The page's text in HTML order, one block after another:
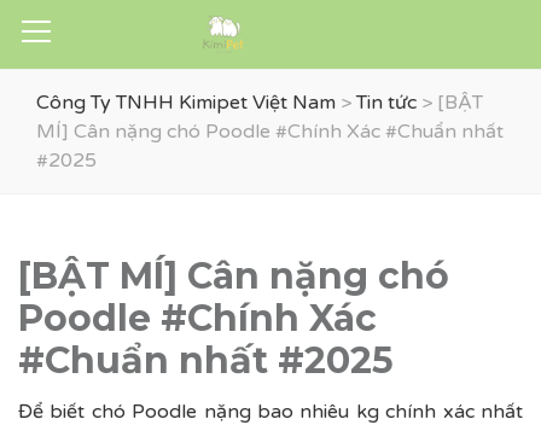
Công Ty TNHH Kimipet Việt Nam >Tin tức > [BẬT
MÍ] Cân nặng chó Poodle #Chính Xác #Chuẩn nhất
#2025
[BẬT MÍ] Cân nặng chó
Poodle #Chính Xác
#Chuẩn nhất #2025
Để biết chó Poodle nặng bao nhiêu kg chính xác nhất